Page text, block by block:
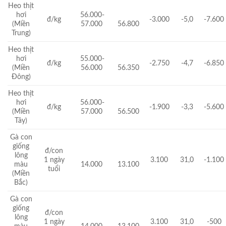
Heo thịt
hơi
(Miền
Trung)
đ/kg
56.000-
57.000
56.800
-3.000 -5,0 -7.600
Heo thịt
hơi
(Miền
Đông)
đ/kg
55.000-
56.000
56.350
-2.750 -4,7 -6.850
Heo thịt
hơi
(Miền
Tây)
đ/kg
56.000-
57.000
56.500
-1.900 -3,3 -5.600
Gà con
giống
lông
màu
(Miền
Bắc)
đ/con
1 ngày
tuổi
14.000 13.100
3.100 31,0 -1.100
Gà con
giống
lông
đ/con
1 ngày
3.100 31,0 -500